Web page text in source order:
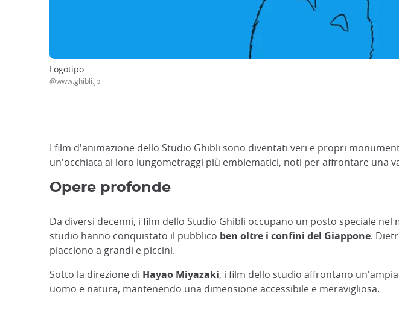
Logotipo
@www.ghibli.jp
I film d'animazione dello Studio Ghibli sono diventati veri e propri
un'occhiata ai loro lungometraggi più emblematici, noti per affrontare una
Opere profonde
Da diversi decenni, i film dello Studio Ghibli occupano un posto speciale
studio hanno conquistato il pubblico ben oltre i confini del Giappone.
piacciono a grandi e piccini.
Sotto la direzione di Hayao Miyazaki, i film dello studio affrontano
uomo e natura, mantenendo una dimensione accessibile e meravigliosa.